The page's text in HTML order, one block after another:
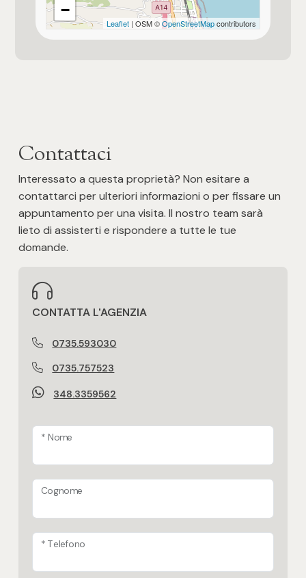
−
Leaflet| OSM ©OpenStreetMapcontributors
Contattaci
Interessato a questa proprietà? Non esitare a
contattarci per ulteriori informazioni o per fissare un
appuntamento per una visita. Il nostro team sarà
lieto di assisterti e rispondere a tutte le tue
domande.
CONTATTA L'AGENZIA
0735.593030
0735.757523
348.3359562
* Nome
Cognome
* Telefono
Posto auto/Box
Nuova costruzione
Lusso